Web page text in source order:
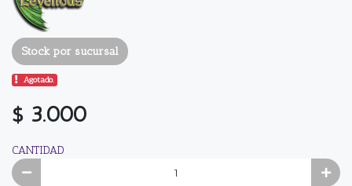
Stock por sucursal
Agotado.
$ 3.000
CANTIDAD